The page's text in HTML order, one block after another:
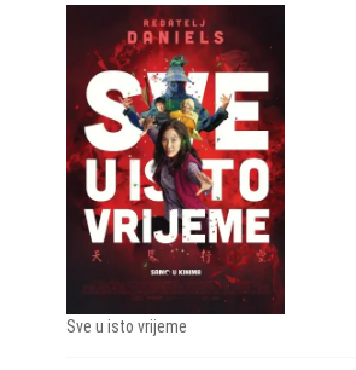
Sve u isto vrijeme